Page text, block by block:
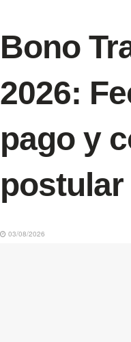
Bono
2026:
pago y
postular
03/08/2026